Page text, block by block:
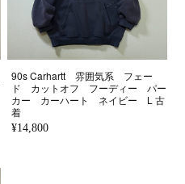
90s Carhartt 雰囲気系 フェー
ド カットオフ フーディー パー
カー カーハート ネイビー L 古
着
¥14,800